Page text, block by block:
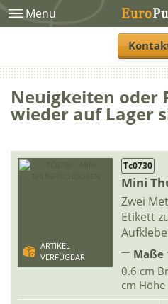
Menu Euro
Neuigkeiten oder
wieder auf Lager
ARTIKEL
VERFÜGBAR
Tc0730
Mini
Zwei
Etikett
Maße
0.6 cm
cm Höhe